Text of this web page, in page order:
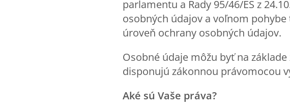
parlamentu a Rady 95/46/ES z
osobných údajov a voľnom
úroveň ochrany osobných údajov.
Osobné údaje môžu byť na
disponujú zákonnou právomocou
Aké sú Vaše práva?